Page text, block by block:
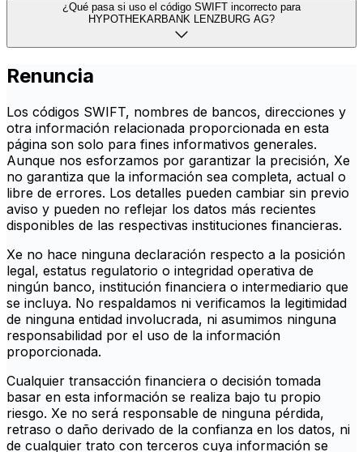
¿Qué pasa si uso el código SWIFT incorrecto para
HYPOTHEKARBANK LENZBURG AG?
Renuncia
Los códigos SWIFT, nombres de bancos, direcciones y
otra información relacionada proporcionada en esta
página son solo para fines informativos generales.
Aunque nos esforzamos por garantizar la precisión, Xe
no garantiza que la información sea completa, actual o
libre de errores. Los detalles pueden cambiar sin previo
aviso y pueden no reflejar los datos más recientes
disponibles de las respectivas instituciones financieras.
Xe no hace ninguna declaración respecto a la posición
legal, estatus regulatorio o integridad operativa de
ningún banco, institución financiera o intermediario que
se incluya. No respaldamos ni verificamos la legitimidad
de ninguna entidad involucrada, ni asumimos ninguna
responsabilidad por el uso de la información
proporcionada.
Cualquier transacción financiera o decisión tomada
basar en esta información se realiza bajo tu propio
riesgo. Xe no será responsable de ninguna pérdida,
retraso o daño derivado de la confianza en los datos, ni
de cualquier trato con terceros cuya información se